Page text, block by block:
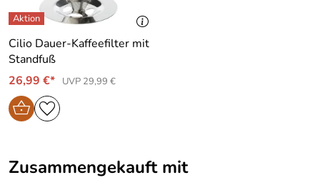
Cilio Dauer-Kaffeefilter mit
Standfuß
26,99 €*
UVP 29,99 €
Zusammengekauft mit